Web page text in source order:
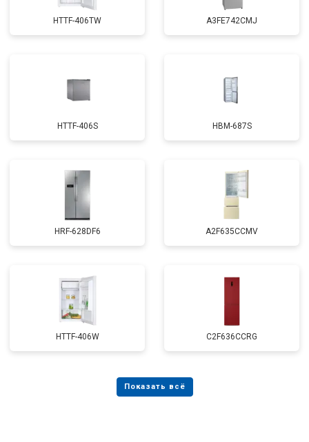
HTTF-406TW A3FE742CMJ
HTTF-406S HBM-687S
HRF-628DF6 A2F635CCMV
HTTF-406W C2F636CCRG